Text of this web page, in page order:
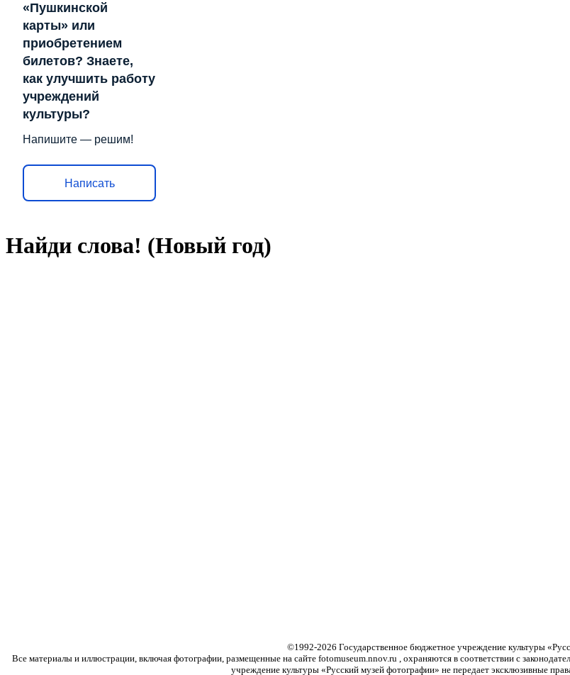
«Пушкинской
карты» или
приобретением
билетов? Знаете,
как улучшить работу
учреждений
культуры?
Напишите — решим!
Написать
Найди слова! (Новый год)
©1992-2026 Государственное бюджетное учреждение культуры
Все материалы и иллюстрации, включая фотографии, размещенные на сайте fotomuseum.nnov.ru , охраняются в соответствии с
учреждение культуры «Русский музей фотографии» не передает эксклюзивные